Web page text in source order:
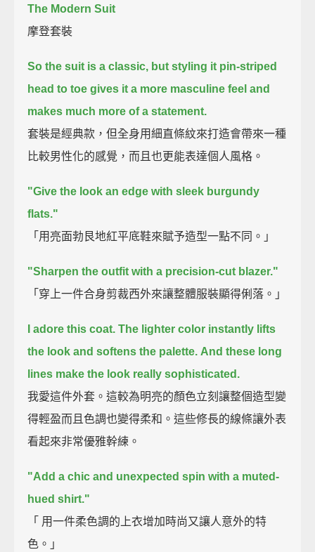
The Modern Suit
摩登套裝
So the suit is a classic, but styling it pin-striped
head to toe gives it a more masculine feel and
makes much more of a statement.
套裝是經典款，但全身用細直條紋來打造會帶來一種
比較男性化的感覺，而且也更能表達個人風格。
"Give the look an edge with sleek burgundy
flats."
「用亮面勃艮地紅平底鞋來賦予造型一點不同。」
"Sharpen the outfit with a precision-cut blazer."
「穿上一件合身剪裁西外來讓整體服裝顯得俐落。」
I adore this coat. The lighter color instantly lifts
the look and softens the palette. And these long
lines make the look really sophisticated.
我愛這件外套。這較為明亮的顏色立刻讓整個造型變
得輕盈而且色調也變得柔和。這些修長的線條讓外表
看起來非常優雅幹練。
"Add a chic and unexpected spin with a muted-
hued shirt."
「 用一件柔色調的上衣增加時尚又讓人意外的特
色。」